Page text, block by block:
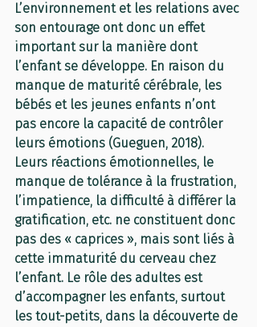
L’environnement et les relations avec
son entourage ont donc un effet
important sur la manière dont
l’enfant se développe. En raison du
manque de maturité cérébrale, les
bébés et les jeunes enfants n’ont
pas encore la capacité de contrôler
leurs émotions (Gueguen, 2018).
Leurs réactions émotionnelles, le
manque de tolérance à la frustration,
l’impatience, la difficulté à différer la
gratification, etc. ne constituent donc
pas des « caprices », mais sont liés à
cette immaturité du cerveau chez
l’enfant. Le rôle des adultes est
d’accompagner les enfants, surtout
les tout-petits, dans la découverte de